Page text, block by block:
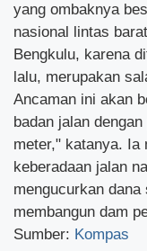
yang ombaknya
nasional lintas
Bengkulu, karena
lalu, merupakan
Ancaman ini akan
badan jalan
meter," katanya. Ia
keberadaan jalan
mengucurkan
membangun dam
Sumber: Kompas